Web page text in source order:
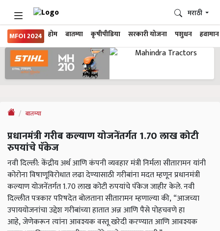
MFOI 2024 होम बातम्या कृषीपीडिया सरकारी योजना पशुधन हवामान
मराठी
बातम्या
प्रधानमंत्री गरीब कल्याण योजनेंतर्गत 1.70 लाख कोटी
रुपयांचे पॅकेज
नवी दिल्ली: केंद्रीय अर्थ आणि कंपनी व्यवहार मंत्री निर्मला सीतारामन यांनी
कोरोना विषाणूविरोधात लढा देण्यासाठी गरीबांना मदत म्हणून प्रधानमंत्री
कल्याण योजनेंतर्गत 1.70 लाख कोटी रुपयांचे पॅकेज जाहीर केले. नवी
दिल्लीत पत्रकार परिषदेत बोलताना सीतारामन म्हणाल्या की, “आजच्या
उपाययोजनांचा उद्देश गरीबांच्या हातात अन्न आणि पैसे पोहचवणे हा
आहे, जेणेकरून त्यांना आवश्यक वस्तू खरेदी करण्यात आणि आवश्यक